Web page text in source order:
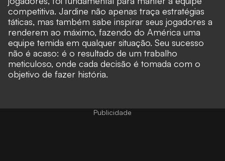
competitiva. Jardine não apenas traça estratégias
táticas, mas também sabe inspirar seus jogadores a
renderem ao máximo, fazendo do América uma
equipe temida em qualquer situação. Seu sucesso
não é acaso: é o resultado de um trabalho
meticuloso, onde cada decisão é tomada com o
objetivo de fazer história.
Publicidade